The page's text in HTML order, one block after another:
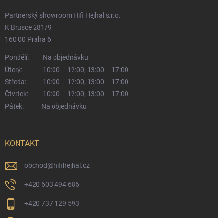
Partnerský showroom Hifi Hejhal s.r.o.
K Brusce 281/9
160 00 Praha 6
Pondělí:
Na objednávku
Úterý:
10:00 – 12:00, 13:00 – 17:00
Středa:
10:00 – 12:00, 13:00 – 17:00
Čtvrtek:
10:00 – 12:00, 13:00 – 17:00
Pátek:
Na objednávku
KONTAKT
obchod@hifihejhal.cz
+420 603 494 686
+420 737 129 593